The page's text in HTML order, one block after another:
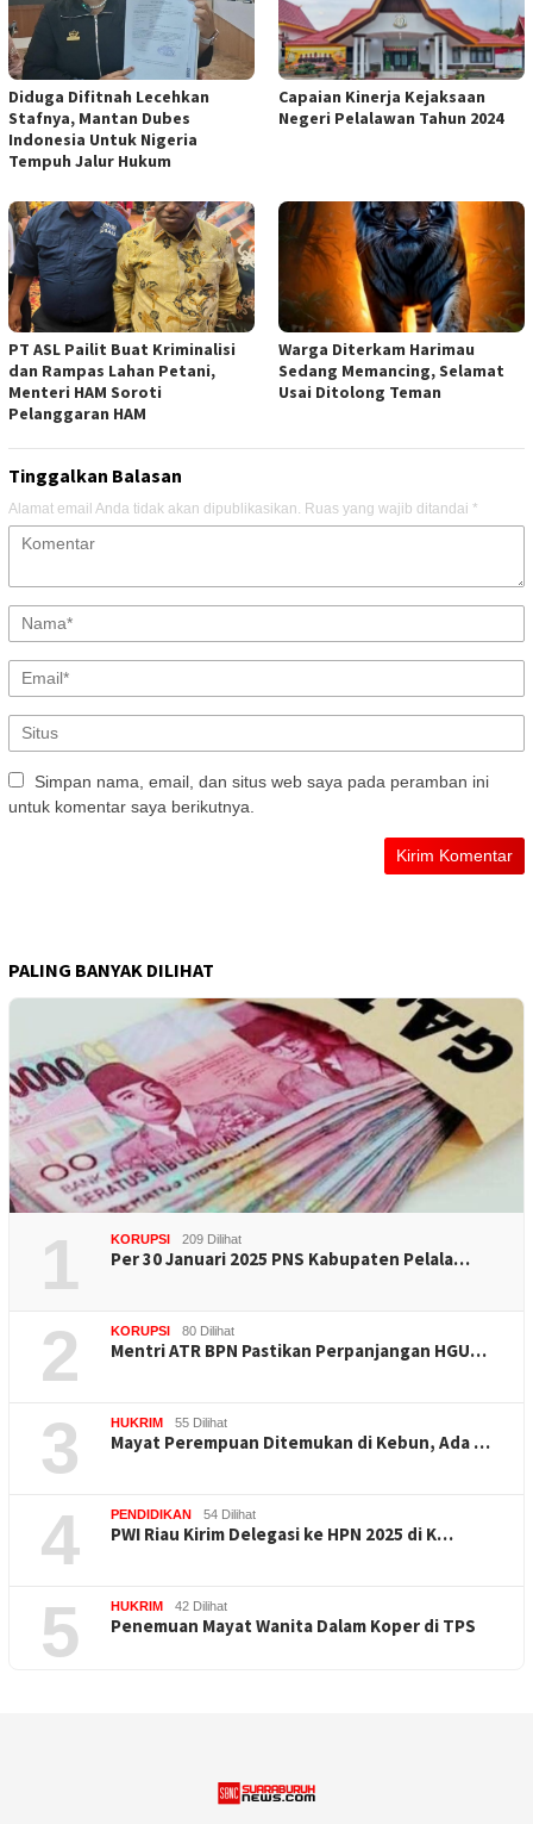
Diduga Difitnah Lecehkan
Stafnya, Mantan Dubes
Indonesia Untuk Nigeria
Tempuh Jalur Hukum
Capaian Kinerja Kejaksaan
Negeri Pelalawan Tahun 2024
PT ASL Pailit Buat Kriminalisi
dan Rampas Lahan Petani,
Menteri HAM Soroti
Pelanggaran HAM
Warga Diterkam Harimau
Sedang Memancing, Selamat
Usai Ditolong Teman
Tinggalkan Balasan
Alamat email Anda tidak akan dipublikasikan. Ruas yang wajib ditandai *
Simpan nama, email, dan situs web saya pada peramban ini
untuk komentar saya berikutnya.
PALING BANYAK DILIHAT
1 KORUPSI 209 Dilihat
Per 30 Januari 2025 PNS Kabupaten Pelala…
2 KORUPSI 80 Dilihat
Mentri ATR BPN Pastikan Perpanjangan HGU…
3 HUKRIM 55 Dilihat
Mayat Perempuan Ditemukan di Kebun, Ada …
4 PENDIDIKAN 54 Dilihat
PWI Riau Kirim Delegasi ke HPN 2025 di K…
5 HUKRIM 42 Dilihat
Penemuan Mayat Wanita Dalam Koper di TPS